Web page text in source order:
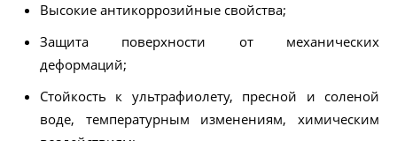
Высокие антикоррозийные свойства;
Защита поверхности от механических
деформаций;
Стойкость к ультрафиолету, пресной и соленой
воде, температурным изменениям, химическим